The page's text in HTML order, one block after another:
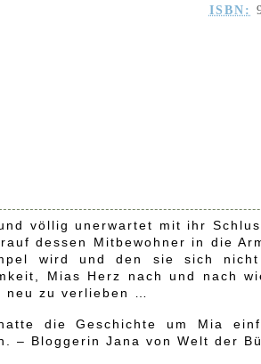
ISBN:
völlig unerwartet mit ihr
dessen Mitbewohner in die
wird und den sie sich
Mias Herz nach und nach
neu zu verlieben …
die Geschichte um Mia
– Bloggerin Jana von Welt der